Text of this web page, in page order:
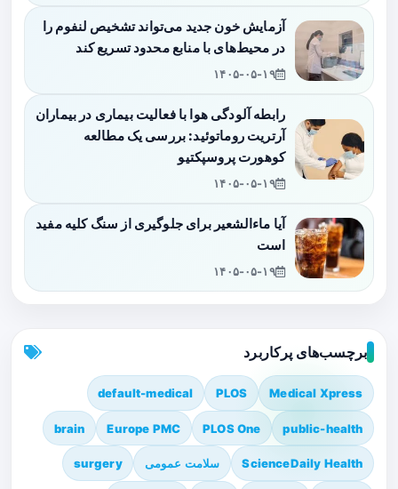
آزمایش خون جدید می‌تواند تشخیص لنفوم را
در محیط‌های با منابع محدود تسریع کند
۱۴۰۵-۰۵-۱۹
رابطه آلودگی هوا با فعالیت بیماری در بیماران
آرتریت روماتوئید: بررسی یک مطالعه
کوهورت پروسپکتیو
۱۴۰۵-۰۵-۱۹
آیا ماءالشعیر برای جلوگیری از سنگ کلیه مفید
است
۱۴۰۵-۰۵-۱۹
برچسب‌های پرکاربرد
Medical Xpress
PLOS
default-medical
public-health
PLOS One
Europe PMC
brain
ScienceDaily Health سلامت عمومی surgery